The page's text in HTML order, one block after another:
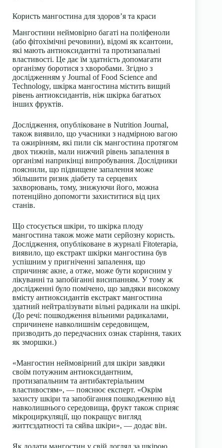
Користь мангостина для здоров’я та краси
Мангостини неймовірно багаті на поліфеноли
(або фітохімічні речовини), відомі як ксантони,
які мають антиоксидантні та протизапальні
властивості. Це дає їм здатність допомагати
організму боротися з хворобами. Згідно з
дослідженням у Journal of Food Science and
Technology, шкірка мангостина містить вищий
рівень антиоксидантів, ніж шкірка багатьох
інших фруктів.
Дослідження, опубліковане в Nutrition Journal,
також виявило, що учасники з надмірною вагою
та ожирінням, які пили сік мангостина протягом
двох тижнів, мали нижчий рівень запалення в
організмі наприкінці випробування. Дослідники
пояснили, що підвищене запалення може
збільшити ризик діабету та серцевих
захворювань, тому, знижуючи його, можна
потенційно допомогти захиститися від цих
станів.
Що стосується шкіри, то шкірка плоду
мангостина також може мати серйозну користь.
Дослідження, опубліковане в журналі Fitoterapia,
виявило, що екстракт шкірки мангостина був
успішним у пригніченні запалення, що
спричиняє акне, а отже, може бути корисним у
лікуванні та запобіганні висипанням. У тому ж
дослідженні було помічено, що завдяки високому
вмісту антиоксидантів екстракт мангостина
здатний нейтралізувати вільні радикали на шкірі.
(До речі: пошкодження вільними радикалами,
спричинене навколишнім середовищем,
призводить до передчасних ознак старіння, таких
як зморшки.)
«Мангостин неймовірний для шкіри завдяки
своїм потужним антиоксидантним,
протизапальним та антибактеріальним
властивостям», — пояснює експерт. «Окрім
захисту шкіри та запобігання пошкодженню від
навколишнього середовища, фрукт також сприяє
мікроциркуляції, що покращує вигляд
життєздатності та сяйва шкіри», — додає він.
Як додати мангостин у свій догляд за шкірою